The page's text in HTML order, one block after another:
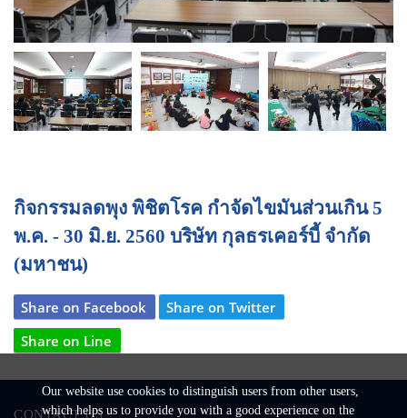
Next
กิจกรรมลดพุง พิชิตโรค กำจัดไขมันส่วนเกิน 5
พ.ค. - 30 มิ.ย. 2560 บริษัท กุลธรเคอร์บี้ จำกัด
(มหาชน)
Share on Facebook
Share on Twitter
Share on Line
CONTACT US
Our website use cookies to distinguish users from other users,
which helps us to provide you with a good experience on the